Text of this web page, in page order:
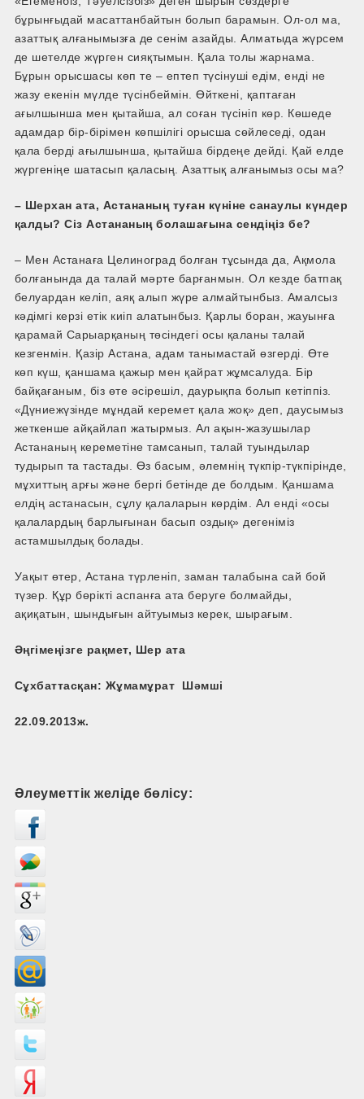
бұрынғыдай масаттанбайтын болып барамын. Ол­-ол ма,
азаттық алғанымызға де сенім азайды. Алматыда жүрсем
де шетелде жүрген сияқтымын. Қала толы жарнама.
Бұрын орысшасы көп те – ептеп түсінуші едім, енді не
жазу екенін мүлде түсінбеймін. Өйткені, қаптаған
ағылшынша мен қытайша, ал соған түсініп көр. Көшеде
адамдар бір-­бірімен көпшілігі орысша сөйлеседі, одан
қала берді ағылшынша, қытайша бірдеңе дейді. Қай елде
жүргеніңе шатасып қаласың. Азаттық алғанымыз осы ма?
– Шерхан ата, Астананың туған күніне санаулы күндер
қалды? Сіз Астананың болашағына сендіңіз бе?
– Мен Астанаға Целиноград болған тұсында да, Ақмола
болғанында да талай мәрте барғанмын. Ол кезде батпақ
белуардан келіп, аяқ алып жүре алмайтынбыз. Амалсыз
кәдімгі керзі етік киіп алатынбыз. Қарлы боран, жауынға
қарамай Сарыарқаның төсіндегі осы қаланы талай
кезгенмін. Қазір Астана, адам танымастай өзгерді. Өте
көп күш, қаншама қажыр мен қайрат жұмсалуда. Бір
байқағаным, біз өте әсірешіл, даурықпа болып кетіппіз.
«Дүниежүзінде мұндай керемет қала жоқ» деп, даусымыз
жеткенше айқайлап жатырмыз. Ал ақын-жазушылар
Астананың кереметіне тамсанып, талай туындылар
тудырып та тастады. Өз басым, әлемнің түкпір-түкпірінде,
мұхиттың арғы және бергі бетінде де болдым. Қаншама
елдің астанасын, сұлу қалаларын көрдім. Ал енді «осы
қалалардың барлығынан басып оздық» дегеніміз
астамшылдық болады.
Уақыт өтер, Астана түрленіп, заман талабына сай бой
түзер. Құр бөрікті аспанға ата беруге болмайды,
ақиқатын, шындығын айтуымыз керек, шырағым.
Әңгімеңізге рақмет, Шер ата
Сұхбаттасқан: Жұмамұрат Шәмші
22.09.2013ж.
Әлеуметтік желіде бөлісу: